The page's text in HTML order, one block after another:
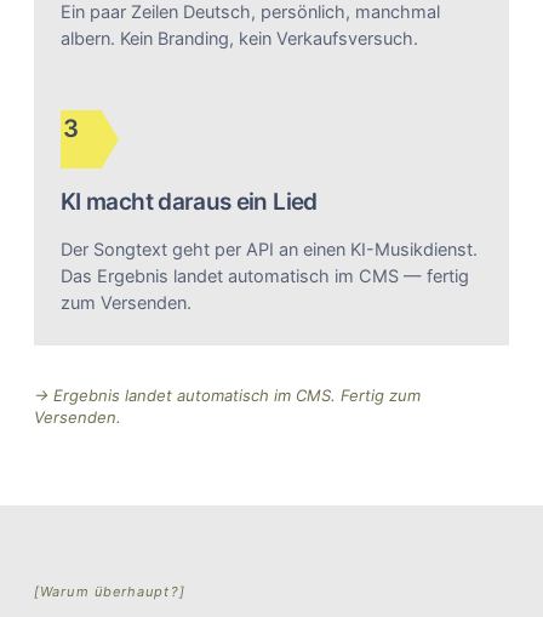
Ein paar Zeilen Deutsch, persönlich, manchmal
albern. Kein Branding, kein Verkaufsversuch.
3
KI macht daraus ein Lied
Der Songtext geht per API an einen KI-Musikdienst.
Das Ergebnis landet automatisch im CMS — fertig
zum Versenden.
→ Ergebnis landet automatisch im CMS. Fertig zum
Versenden.
[Warum überhaupt?]